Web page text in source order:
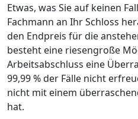
Etwas, was Sie auf keinen
Fachmann an Ihr Schloss
den Endpreis für die
besteht eine riesengroße
Arbeitsabschluss eine
99,99 % der Fälle nicht
nicht mit einem
hat.